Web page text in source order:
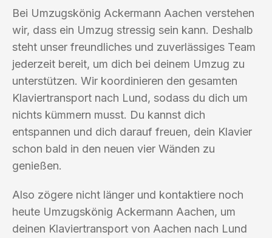
Bei Umzugskönig Ackermann Aachen verstehen
wir, dass ein Umzug stressig sein kann. Deshalb
steht unser freundliches und zuverlässiges Team
jederzeit bereit, um dich bei deinem Umzug zu
unterstützen. Wir koordinieren den gesamten
Klaviertransport nach Lund, sodass du dich um
nichts kümmern musst. Du kannst dich
entspannen und dich darauf freuen, dein Klavier
schon bald in den neuen vier Wänden zu
genießen.
Also zögere nicht länger und kontaktiere noch
heute Umzugskönig Ackermann Aachen, um
deinen Klaviertransport von Aachen nach Lund